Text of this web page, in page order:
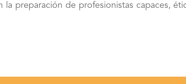
la preparación de profesionistas capaces,